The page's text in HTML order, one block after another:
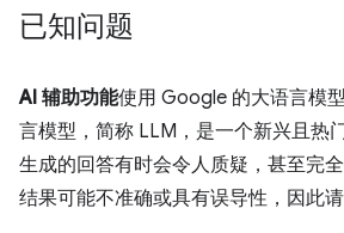
已知问题
AI 辅助功能使用 Google 的大语言模
言模型，简称 LLM，是一个新兴且热
生成的回答有时会令人质疑，甚至完
结果可能不准确或具有误导性，因此